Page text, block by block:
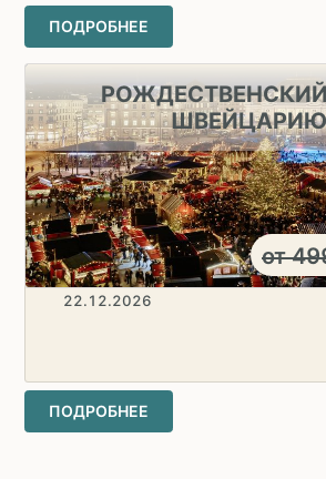
ПОДРОБНЕЕ
РОЖДЕСТВЕНСКИЙ
ШВЕЙЦАРИЮ
от
22.12.2026
ПОДРОБНЕЕ